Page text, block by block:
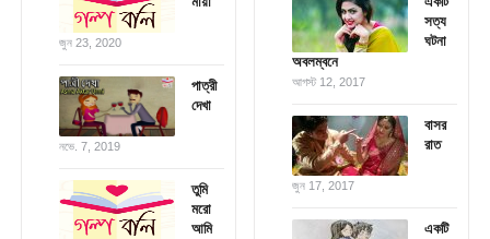
জুন 23, 2020
পাত্রী
দেখা
নভে. 7, 2019
তুমি
মরো
আমি
সত্য
ঘটনা
অবলম্বনে
আগস্ট 12, 2017
বাসর
রাত
জুন 17, 2017
একটি